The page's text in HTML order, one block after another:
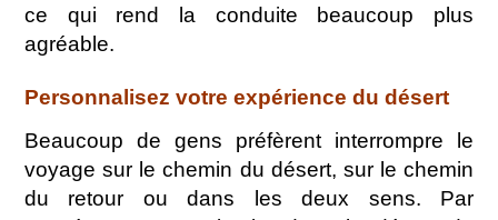
ce qui rend la conduite beaucoup plus
agréable.
Personnalisez votre expérience du désert
Beaucoup de gens préfèrent interrompre le
voyage sur le chemin du désert, sur le chemin
du retour ou dans les deux sens. Par